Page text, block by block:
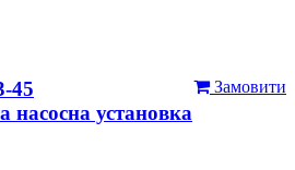
Замовити
45
насосна установка